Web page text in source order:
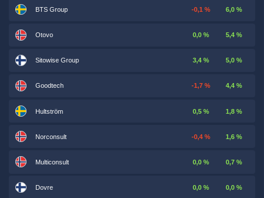
BTS Group -0,1 % 6,0 %
Otovo 0,0 % 5,4 %
Sitowise Group 3,4 % 5,0 %
Goodtech -1,7 % 4,4 %
Hultström 0,5 % 1,8 %
Norconsult -0,4 % 1,6 %
Multiconsult 0,0 % 0,7 %
Dovre 0,0 % 0,0 %